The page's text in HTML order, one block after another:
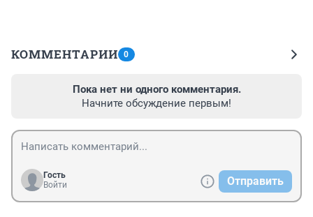
КОММЕНТАРИИ 0
Пока нет ни одного комментария.
Начните обсуждение первым!
Гость
Войти
Отправить